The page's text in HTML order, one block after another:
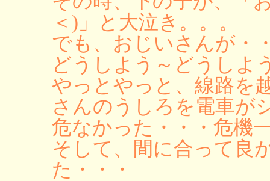
＜)」と大泣き。。。
でも、おじいさんが・
どうしよう～どうしよ
やっとやっと、線路を
さんのうしろを電車が
危なかった・・・危機
そして、間に合って良
た・・・